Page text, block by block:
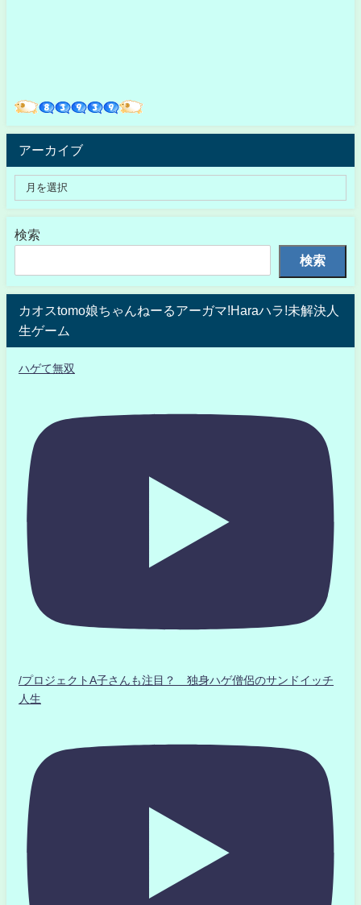
アーカイブ
検索
検索
カオスtomo娘ちゃんねーるアーガマ!Haraハラ!未解決人
生ゲーム
ハゲて無双
/プロジェクトA子さんも注目？ 独身ハゲ僧侶のサンドイッチ
人生